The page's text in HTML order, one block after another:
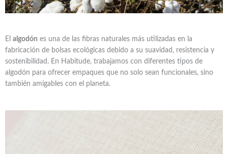
El algodón es una de las fibras naturales más utilizadas en la
fabricación de bolsas ecológicas debido a su suavidad, resistencia y
sostenibilidad. En Habitude, trabajamos con diferentes tipos de
algodón para ofrecer empaques que no solo sean funcionales, sino
también amigables con el planeta.